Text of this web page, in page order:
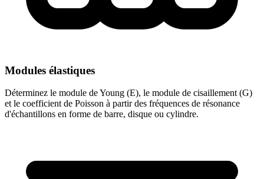
Modules élastiques
Déterminez le module de Young (E), le module de cisaillement (G)
et le coefficient de Poisson à partir des fréquences de résonance
d'échantillons en forme de barre, disque ou cylindre.